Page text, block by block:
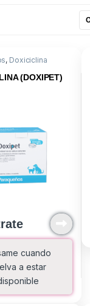
, Doxiciclina
(DOXIPET)
cuando
a estar